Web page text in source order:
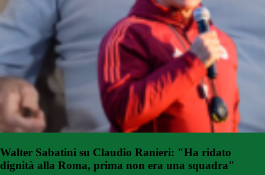
Walter Sabatini su Claudio Ranieri: "Ha ridato
dignità alla Roma, prima non era una squadra"